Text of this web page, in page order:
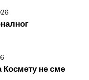
Космету не сме